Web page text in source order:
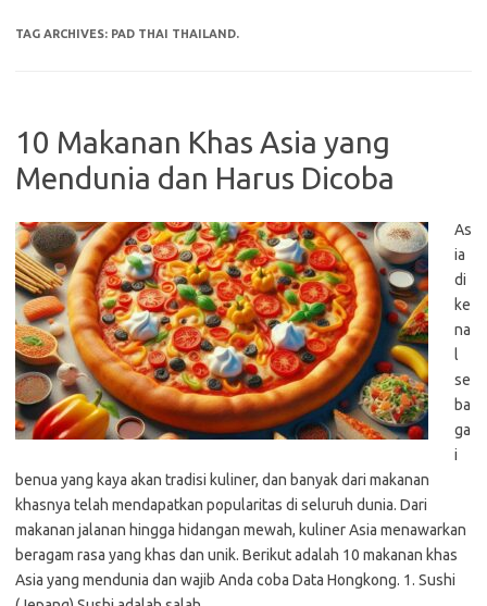
TAG ARCHIVES: PAD THAI THAILAND.
10 Makanan Khas Asia yang
Mendunia dan Harus Dicoba
As
ia
di
ke
na
l
se
ba
ga
i
benua yang kaya akan tradisi kuliner, dan banyak dari makanan
khasnya telah mendapatkan popularitas di seluruh dunia. Dari
makanan jalanan hingga hidangan mewah, kuliner Asia menawarkan
beragam rasa yang khas dan unik. Berikut adalah 10 makanan khas
Asia yang mendunia dan wajib Anda coba Data Hongkong. 1. Sushi